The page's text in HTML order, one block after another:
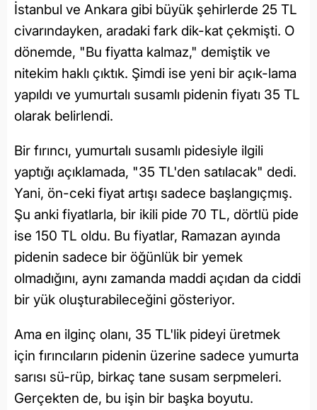
İstanbul ve Ankara gibi büyük şehirlerde 25 TL
civarındayken, aradaki fark dik-kat çekmişti. O
dönemde, "Bu fiyatta kalmaz," demiştik ve
nitekim haklı çıktık. Şimdi ise yeni bir açık-lama
yapıldı ve yumurtalı susamlı pidenin fiyatı 35 TL
olarak belirlendi.
Bir fırıncı, yumurtalı susamlı pidesiyle ilgili
yaptığı açıklamada, "35 TL'den satılacak" dedi.
Yani, ön-ceki fiyat artışı sadece başlangıçmış.
Şu anki fiyatlarla, bir ikili pide 70 TL, dörtlü pide
ise 150 TL oldu. Bu fiyatlar, Ramazan ayında
pidenin sadece bir öğünlük bir yemek
olmadığını, aynı zamanda maddi açıdan da ciddi
bir yük oluşturabileceğini gösteriyor.
Ama en ilginç olanı, 35 TL'lik pideyi üretmek
için fırıncıların pidenin üzerine sadece yumurta
sarısı sü-rüp, birkaç tane susam serpmeleri.
Gerçekten de, bu işin bir başka boyutu.